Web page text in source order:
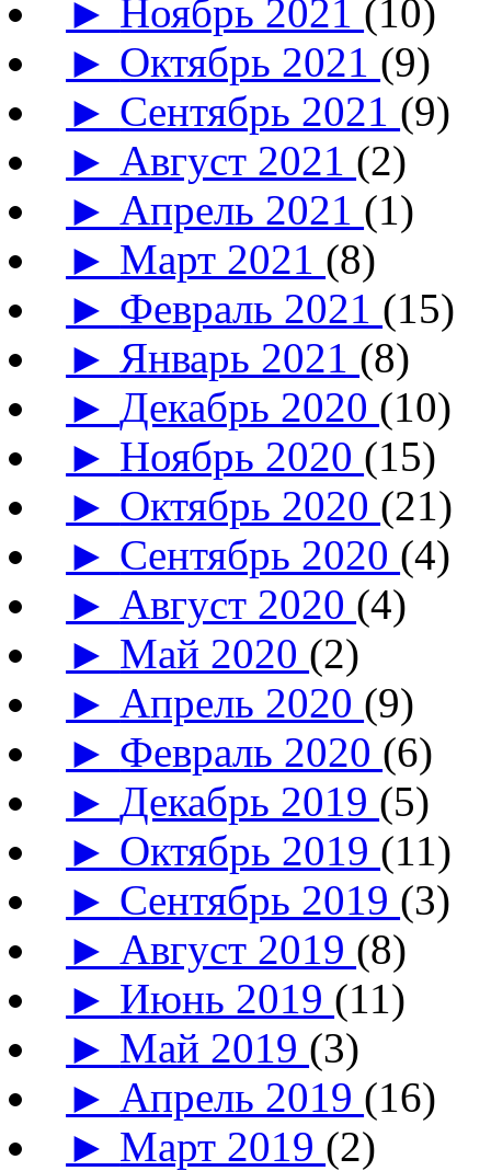
► Ноябрь 2021 (10)
► Октябрь 2021 (9)
► Сентябрь 2021 (9)
► Август 2021 (2)
► Апрель 2021 (1)
► Март 2021 (8)
► Февраль 2021 (15)
► Январь 2021 (8)
►Декабрь 2020 (10)
► Ноябрь 2020 (15)
► Октябрь 2020 (21)
► Сентябрь 2020 (4)
► Август 2020 (4)
► Май 2020 (2)
► Апрель 2020 (9)
► Февраль 2020 (6)
►Декабрь 2019 (5)
► Октябрь 2019 (11)
► Сентябрь 2019 (3)
► Август 2019 (8)
► Июнь 2019 (11)
► Май 2019 (3)
► Апрель 2019 (16)
► Март 2019 (2)